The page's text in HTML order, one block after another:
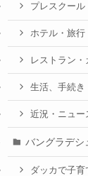
プレスクール
ホテル・旅行
レストラン・
生活、手続き
近況・ニュー
バングラデシ
ダッカで子育